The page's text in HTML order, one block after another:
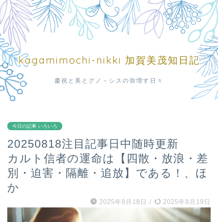
kagamimochi-nikki 加賀美茂知日記
慶祝と美とグノ－シスの弥増す日々
今日の記事 いろいろ
20250818注目記事日中随時更新
カルト信者の運命は【四散・放浪・差
別・迫害・隔離・追放】である！、ほ
か
2025年8月18日 / 2025年8月19日